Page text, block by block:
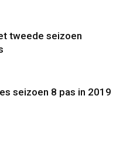
tweede seizoen
seizoen 8 pas in 2019